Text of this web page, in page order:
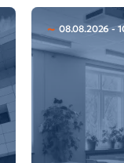
08.08.2026 -